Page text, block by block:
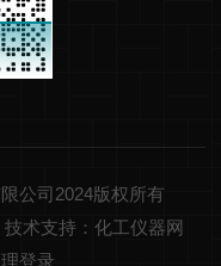
公司2024版权所有
技术支持：化工仪器网
登录